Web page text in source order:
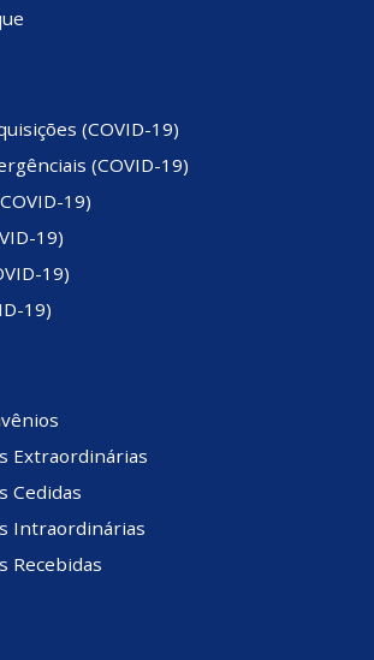
(COVID-19)
(COVID-19)
19)
19)
19)
19)
Extraordinárias
Cedidas
Intraordinárias
Recebidas